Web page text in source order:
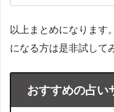
以上まとめになります
になる方は是非試して
おすすめの占い